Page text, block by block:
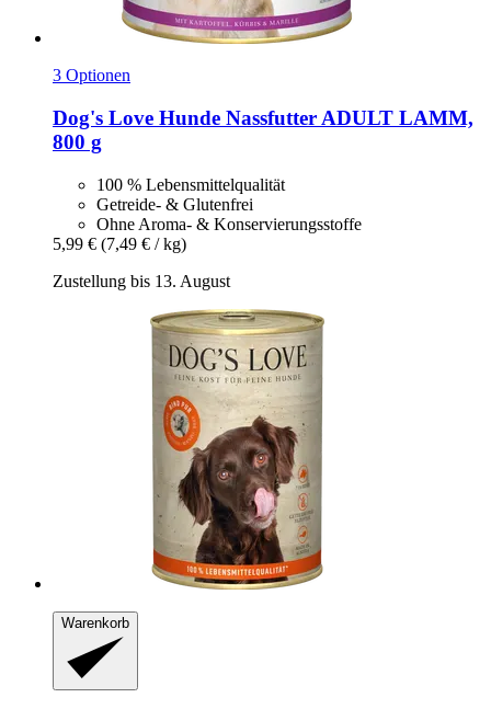
3 Optionen
Dog's Love Hunde Nassfutter ADULT LAMM,
800 g
100 % Lebensmittelqualität
Getreide- & Glutenfrei
Ohne Aroma- & Konservierungsstoffe
5,99 € (7,49 € / kg)
Zustellung bis 13. August
Warenkorb